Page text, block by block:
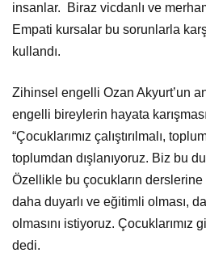
insanlar. Biraz vicdanlı ve
Empati kursalar bu sorunlarla
kullandı.
Zihinsel engelli Ozan Akyurt’un
engelli bireylerin hayata
“Çocuklarımız çalıştırılmalı,
toplumdan dışlanıyoruz. Biz bu
Özellikle bu çocukların
daha duyarlı ve eğitimli olması,
olmasını istiyoruz. Çocuklarımız
dedi.